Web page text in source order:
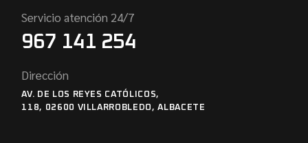
Servicio atención 24/7
967 141 254
Dirección
AV. DE LOS REYES CATÓLICOS,
118, 02600 VILLARROBLEDO, ALBACETE